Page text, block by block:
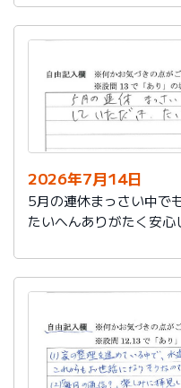
にも嫌な顔せず一生懸
・社員さんは、借りて
れたのにはびっくりし
伝え下さい）
今後もよろしくお願い
2026年7月14日
5月の連休まっさい中で
たいへんありがたく安心